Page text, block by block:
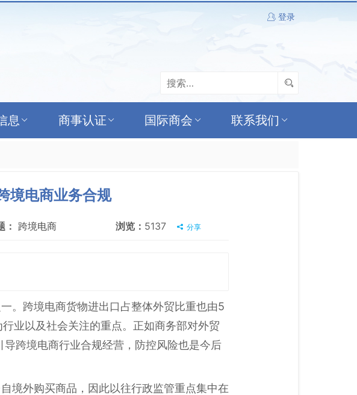
登录
息 商事认证 国际商会 联系我们
境电商业务合规
： 跨境电商 浏览： 5137 分享
。跨境电商货物进出口占整体外贸比重也由5
业以及社会关注的重点。正如商务部对外贸
跨境电商行业合规经营，防控风险也是今后
境外购买商品，因此以往行政监管重点集中在